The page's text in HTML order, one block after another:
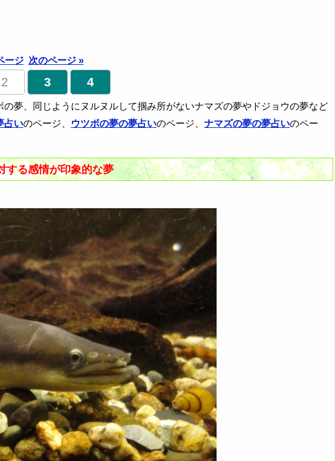
ージ 次のページ »
2 3 4
夢、同じようにヌルヌルして掴み所がないナマズの夢やドジョウの夢など
占いのページ、 ウツボの夢の夢占いのページ、 ナマズの夢の夢占いのペー
する感情が印象的な夢